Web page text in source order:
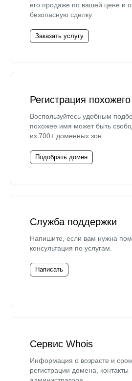
его продаже по вашей цене и
безопасную сделку.
Заказать услугу
Регистрация
Воспользуйтесь удобным
похожее имя может быть
из 700+ доменных зон.
Подобрать домен
Служба поддержки
Напишите, если вам нужна
консультация по услугам.
Написать
Сервис Whois
Информация о возрасте и
регистрации домена, контакты